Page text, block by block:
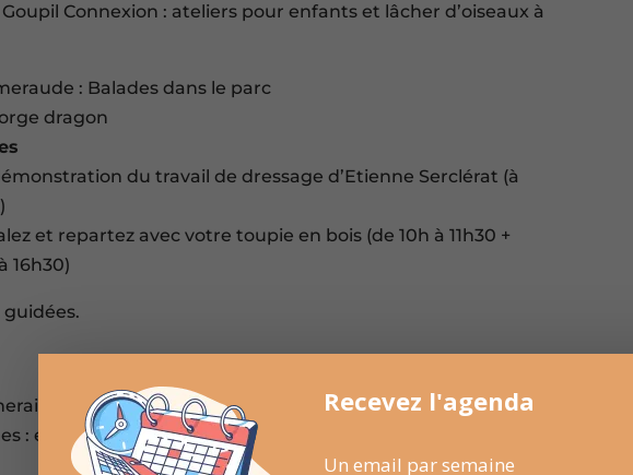
Connexion : ateliers pour enfants et lâcher d’oiseaux à
: Balades dans le parc
dragon
du travail de dressage d’Etienne Serclérat (à
et repartez avec votre toupie en bois (de 10h à 11h30 +
16h30)
guidées.
cévenole » de l’association des producteurs de
: en permanence au Temple, visites guidées à 11h et 16h
Recevez l'agenda
Un email par semaine